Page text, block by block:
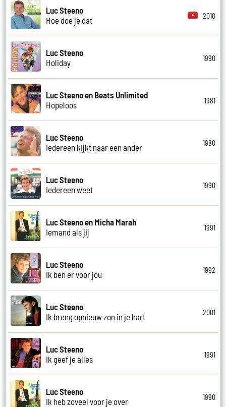
Luc Steeno
Hoe doe je dat
2018
Luc Steeno
Holiday
1990
Luc Steeno en Beats Unlimited
Hopeloos
1981
Luc Steeno
Iedereen kijkt naar een ander
1988
Luc Steeno
Iedereen weet
1990
Luc Steeno en Micha Marah
Iemand als jij
1991
Luc Steeno
Ik ben er voor jou
1992
Luc Steeno
Ik breng opnieuw zon in je hart
2001
Luc Steeno
Ik geef je alles
1991
Luc Steeno
Ik heb zoveel voor je over
1990